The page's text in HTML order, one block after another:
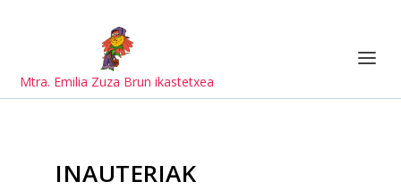
Mtra. Emilia Zuza Brun ikastetxea
INAUTERIAK